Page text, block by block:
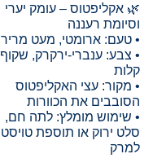
🌿 אקליפטוס – עומק יערי
וסיומת רעננה
• טעם: ארומטי, מעט מריר
• צבע: ענברי-ירקרק, שקוף
קלות
• מקור: עצי האקליפטוס
הסובבים את הכוורות
• שימוש מומלץ: לתה חם,
סלט ירוק או תוספת טויסט
למרק